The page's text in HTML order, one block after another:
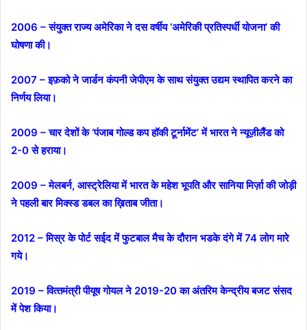
2006 – संयुक्त राज्य अमेरिका ने दस वर्षीय ‘अमेरिकी प्रतिस्पर्धी योजना’ की
घोषणा की।
2007 – इफ़को ने जार्डन कंपनी जेपीएम के साथ संयुक्त उद्यम स्थापित करने का
निर्णय लिया।
2009 – चार देशों के ‘पंजाब गोल्ड कप हॉकी टूर्नामेंट’ में भारत ने न्यूज़ीलैंड को
2-0 से हराया।
2009 – मेलबर्न, आस्ट्रेलिया में भारत के महेश भूपति और सानिया मिर्ज़ा की जोड़ी
ने पहली बार मिक्स्ड डबल का ख़िताब जीता।
2012 – मिस्र के पोर्ट सईद में फुटबाल मैच के दौरान भडके दंगे में 74 लोग मारे
गये।
2019 – वित्‍तमंत्री पीयूष गोयल ने 2019-20 का अंतरिम केन्‍द्रीय बजट संसद
में पेश किया।